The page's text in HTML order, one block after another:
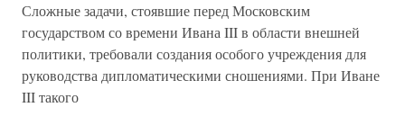
Сложные задачи, стоявшие перед Московским
государством со времени Ивана III в области внешней
политики, требовали создания особого учреждения для
руководства дипломатическими сношениями. При Иване
III такого